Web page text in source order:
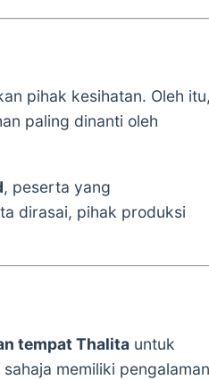
pihak kesihatan. Oleh itu,
paling dinanti oleh
, peserta yang
dirasai, pihak produksi
tempat Thalita untuk
memiliki pengalaman